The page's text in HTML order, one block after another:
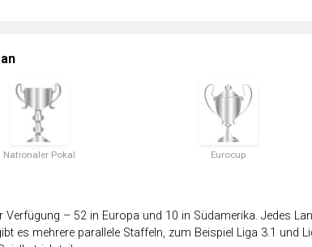
Nationaler Pokal Eurocup
– 52 in Europa und 10 in Südamerika. Jedes
es mehrere parallele Staffeln, zum Beispiel Liga 3.1 und